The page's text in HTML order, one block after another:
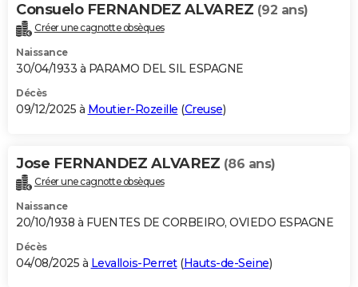
Destinations
City break
Voyage nature
Voyage de noces
Forum
Climat
PHOTO
GUIDES D'ACHAT
BONS PLANS
CARTE DE VOEUX
Dictionnaire
Biographies
Citations
Expressions
Proverbes
PROGRAMME TV
COPAINS D'AVANT
S'inscrire
Se connecter
Lycées
Collèges
Primaires
Universités
Entreprises
Service militaire
Avis de recherche
AVIS DE DÉCÈS
Consuelo FERNANDEZ ALVAREZ (92 ans)
Créer une cagnotte obsèques
Naissance
30/04/1933 à PARAMO DEL SIL ESPAGNE
Décès
09/12/2025 à Moutier-Rozeille (Creuse)
Jose FERNANDEZ ALVAREZ (86 ans)
Créer une cagnotte obsèques
Naissance
20/10/1938 à FUENTES DE CORBEIRO, OVIEDO ESPAGNE
Décès
04/08/2025 à Levallois-Perret(Hauts-de-Seine)